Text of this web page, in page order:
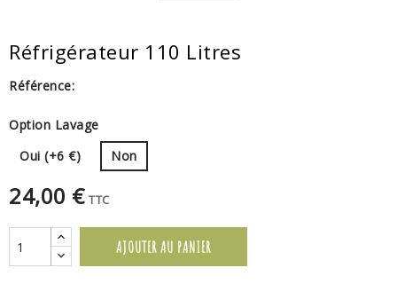
Réfrigérateur 110 Litres
Référence:
Option Lavage
Oui (+6 €)
Non
24,00 € TTC
AJOUTER AU PANIER